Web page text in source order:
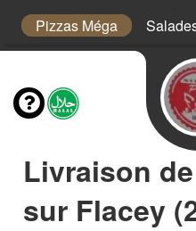
Pizzas Méga
Livraison
sur Flacey